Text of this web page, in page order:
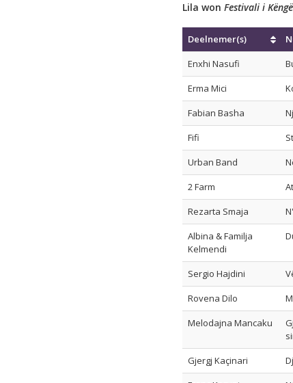
Lila won Festivali i
Deelnemer(s)
Enxhi Nasufi
Erma Mici
Fabian Basha
Fifi
Urban Band
2 Farm
Rezarta Smaja
Albina & Familja
Kelmendi
Sergio Hajdini
Rovena Dilo
Melodajna Mancaku
Gjergj Kaçinari